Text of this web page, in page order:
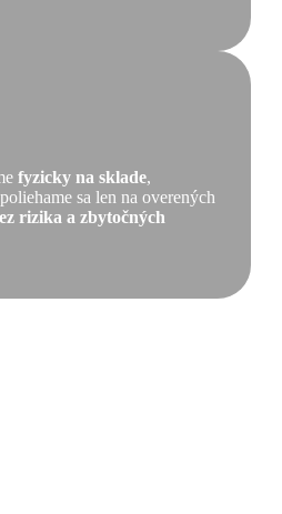
fyzicky na sklade,
sa len na overených
rizika a zbytočných